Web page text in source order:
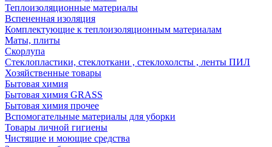
Теплоизоляционные материалы
Вспененная изоляция
Комплектующие к теплоизоляционным материалам
Маты, плиты
Скорлупа
Стеклопластики, стеклоткани , стеклохолсты , ленты ПИЛ
Хозяйственные товары
Бытовая химия
Бытовая химия GRASS
Бытовая химия прочее
Вспомогательные материалы для уборки
Товары личной гигиены
Чистящие и моющие средства